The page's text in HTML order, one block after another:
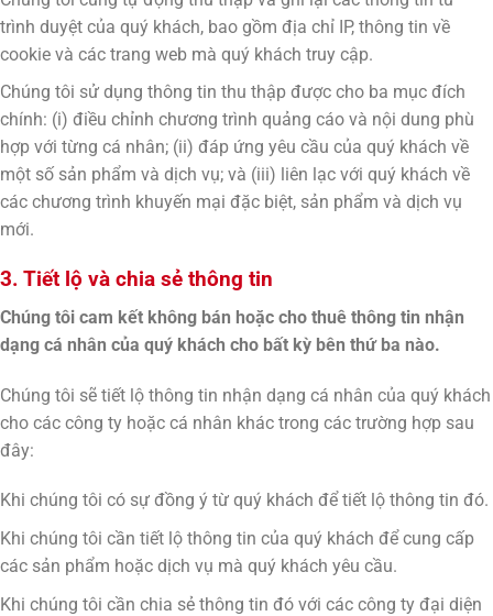
trình duyệt của quý khách, bao gồm địa chỉ IP, thông tin về
cookie và các trang web mà quý khách truy cập.
Chúng tôi sử dụng thông tin thu thập được cho ba mục đích
chính: (i) điều chỉnh chương trình quảng cáo và nội dung phù
hợp với từng cá nhân; (ii) đáp ứng yêu cầu của quý khách về
một số sản phẩm và dịch vụ; và (iii) liên lạc với quý khách về
các chương trình khuyến mại đặc biệt, sản phẩm và dịch vụ
mới.
3. Tiết lộ và chia sẻ thông tin
Chúng tôi cam kết không bán hoặc cho thuê thông tin nhận
dạng cá nhân của quý khách cho bất kỳ bên thứ ba nào.
Chúng tôi sẽ tiết lộ thông tin nhận dạng cá nhân của quý khách
cho các công ty hoặc cá nhân khác trong các trường hợp sau
đây:
Khi chúng tôi có sự đồng ý từ quý khách để tiết lộ thông tin đó.
Khi chúng tôi cần tiết lộ thông tin của quý khách để cung cấp
các sản phẩm hoặc dịch vụ mà quý khách yêu cầu.
Khi chúng tôi cần chia sẻ thông tin đó với các công ty đại diện